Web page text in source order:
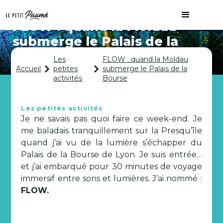
FLOW : quand la Moldau
submerge le Palais de la
Bourse
Accueil
Les
petites
activités
FLOW : quand la Moldau
submerge le Palais de la
Bourse
Les petites activités
Je ne savais pas quoi faire ce week-end. Je
me baladais tranquillement sur la Presqu’île
quand j’ai vu de la lumière s’échapper du
Palais de la Bourse de Lyon. Je suis entrée…
et j’ai embarqué pour 30 minutes de voyage
immersif entre sons et lumières. J’ai nommé :
FLOW.